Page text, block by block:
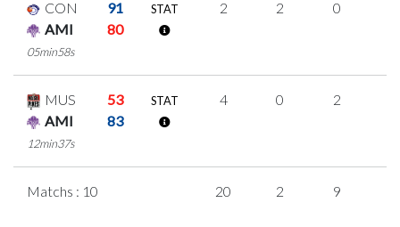
CON
91
AMI
80
05min58s
STAT 2 2 0
MUS
53
AMI
83
12min37s
STAT 4 0 2
Matchs : 10 20 2 9